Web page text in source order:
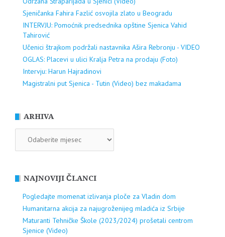
Sjeničanka Fahira Fazlić osvojila zlato u Beogradu
INTERVJU: Pomoćnik predsednika opštine Sjenica Vahid
Tahirović
Učenici štrajkom podržali nastavnika Ašira Rebronju - VIDEO
OGLAS: Placevi u ulici Kralja Petra na prodaju (Foto)
Intervju: Harun Hajradinovi
Magistralni put Sjenica - Tutin (Video) bez makadama
ARHIVA
NAJNOVIJI ČLANCI
Pogledajte momenat izlivanja ploče za Vladin dom
Humanitarna akcija za najugroženijeg mladića iz Srbije
Maturanti Tehničke Škole (2023/2024) prošetali centrom
Sjenice (Video)